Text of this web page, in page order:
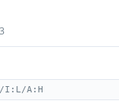
I:L/A:H